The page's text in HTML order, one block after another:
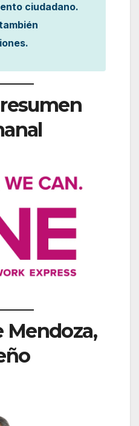
ciudadano.
Mendoza,